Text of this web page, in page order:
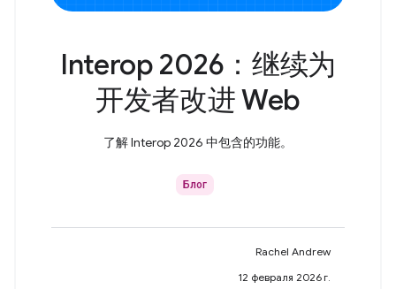
Interop 2026：继续为
开发者改进 Web
了解 Interop 2026 中包含的功能。
Блог
Rachel Andrew
12 февраля 2026 г.